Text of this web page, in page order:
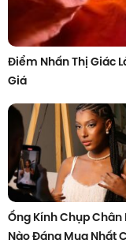
Điểm Nhấn Thị Giác
Giá
Ống Kính Chụp Chân
Nào Đáng Mua Nhất